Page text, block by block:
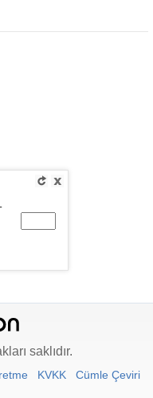
saklıdır.
KVKK
Cümle Çeviri